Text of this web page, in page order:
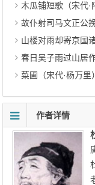
木瓜铺短歌（宋代·
故仆射司马文正公
山楼对雨却寄京国
春日吴子雨过山居
菜圃（宋代·杨万里）
作者详情